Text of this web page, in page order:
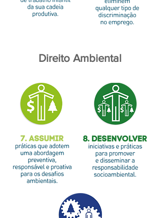
Direito Ambiental